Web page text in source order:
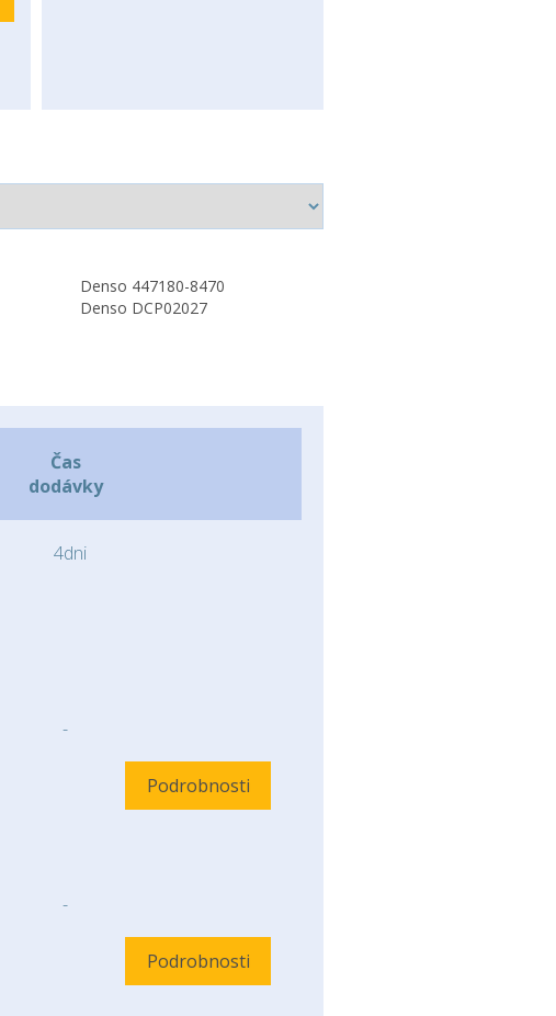
Denso 447180-8470
Denso DCP02027
Čas
dodávky
4dni
-
Podrobnosti
-
Podrobnosti